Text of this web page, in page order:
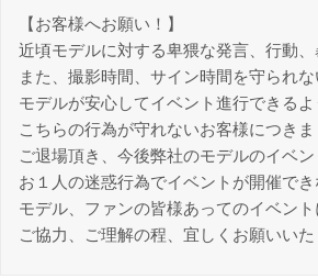
【お客様へお願い！】
近頃モデルに対する卑猥な発言、行動
また、撮影時間、サイン時間を守られ
モデルが安心してイベント進行できる
こちらの行為が守れないお客様につき
ご退場頂き、今後弊社のモデルのイベ
お１人の迷惑行為でイベントが開催でき
モデル、ファンの皆様あってのイベント
ご協力、ご理解の程、宜しくお願いいた